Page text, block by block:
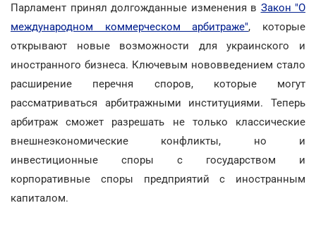
Парламент принял долгожданные изменения в Закон "О
международном коммерческом арбитраже", которые
открывают новые возможности для украинского и
иностранного бизнеса. Ключевым нововведением стало
расширение перечня споров, которые могут
рассматриваться арбитражными институциями. Теперь
арбитраж сможет разрешать не только классические
внешнеэкономические конфликты, но и
инвестиционные споры с государством и
корпоративные споры предприятий с иностранным
капиталом.